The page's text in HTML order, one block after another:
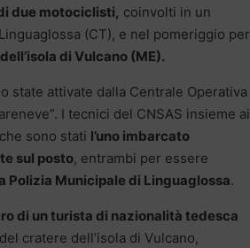
due motociclisti, coinvolti in un
(CT), e nel pomeriggio per
di Vulcano (ME).
state attivate dalla Centrale Operativa
I tecnici del CNSAS insieme ai
sono stati l’uno imbarcato
sul posto, entrambi per essere
Polizia Municipale di Linguaglossa.
di un turista di nazionalità tedesca
cratere dell’isola di Vulcano,